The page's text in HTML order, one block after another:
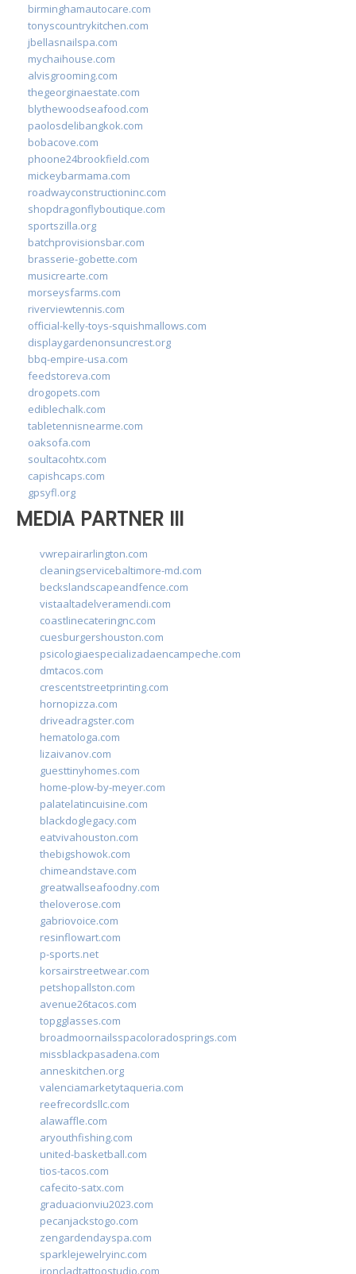
birminghamautocare.com
tonyscountrykitchen.com
jbellasnailspa.com
mychaihouse.com
alvisgrooming.com
thegeorginaestate.com
blythewoodseafood.com
paolosdelibangkok.com
bobacove.com
phoone24brookfield.com
mickeybarmama.com
roadwayconstructioninc.com
shopdragonflyboutique.com
sportszilla.org
batchprovisionsbar.com
brasserie-gobette.com
musicrearte.com
morseysfarms.com
riverviewtennis.com
official-kelly-toys-squishmallows.com
displaygardenonsuncrest.org
bbq-empire-usa.com
feedstoreva.com
drogopets.com
ediblechalk.com
tabletennisnearme.com
oaksofa.com
soultacohtx.com
capishcaps.com
gpsyfl.org
MEDIA PARTNER III
vwrepairarlington.com
cleaningservicebaltimore-md.com
beckslandscapeandfence.com
vistaaltadelveramendi.com
coastlinecateringnc.com
cuesburgershouston.com
psicologiaespecializadaencampeche.com
dmtacos.com
crescentstreetprinting.com
hornopizza.com
driveadragster.com
hematologa.com
lizaivanov.com
guesttinyhomes.com
home-plow-by-meyer.com
palatelatincuisine.com
blackdoglegacy.com
eatvivahouston.com
thebigshowok.com
chimeandstave.com
greatwallseafoodny.com
theloverose.com
gabriovoice.com
resinflowart.com
p-sports.net
korsairstreetwear.com
petshopallston.com
avenue26tacos.com
topgglasses.com
broadmoornailsspacoloradosprings.com
missblackpasadena.com
anneskitchen.org
valenciamarketytaqueria.com
reefrecordsllc.com
alawaffle.com
aryouthfishing.com
united-basketball.com
tios-tacos.com
cafecito-satx.com
graduacionviu2023.com
pecanjackstogo.com
zengardendayspa.com
sparklejewelryinc.com
ironcladtattoostudio.com